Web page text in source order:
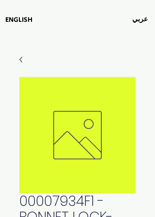
عربي ENGLISH
00007934F1 -